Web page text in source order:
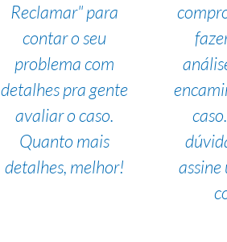
Reclamar" para
contar o seu
problema com
detalhes pra gente
avaliar o caso.
Quanto mais
detalhes, melhor!